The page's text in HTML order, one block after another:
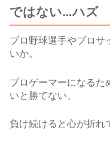
ではない…ハズ
プロ野球選手やプロサ
いか。
プロゲーマーになるた
いと勝てない、
負け続けると心が折れ